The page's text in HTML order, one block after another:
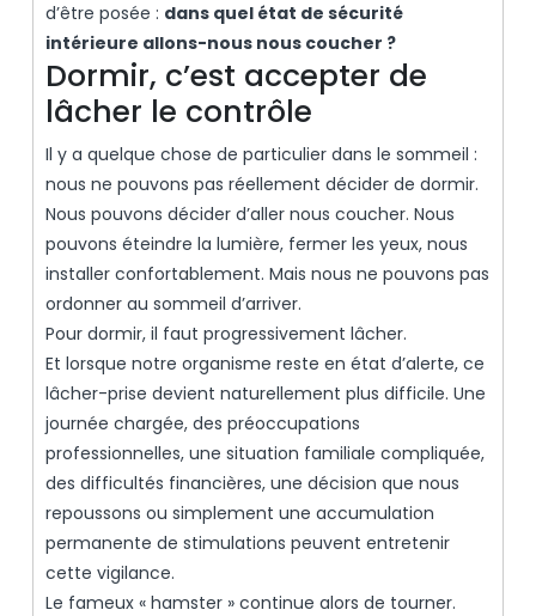
d’être posée : dans quel état de sécurité
intérieure allons-nous nous coucher ?
Dormir, c’est accepter de
lâcher le contrôle
Il y a quelque chose de particulier dans le sommeil :
nous ne pouvons pas réellement décider de dormir.
Nous pouvons décider d’aller nous coucher. Nous
pouvons éteindre la lumière, fermer les yeux, nous
installer confortablement. Mais nous ne pouvons pas
ordonner au sommeil d’arriver.
Pour dormir, il faut progressivement lâcher.
Et lorsque notre organisme reste en état d’alerte, ce
lâcher-prise devient naturellement plus difficile. Une
journée chargée, des préoccupations
professionnelles, une situation familiale compliquée,
des difficultés financières, une décision que nous
repoussons ou simplement une accumulation
permanente de stimulations peuvent entretenir
cette vigilance.
Le fameux « hamster » continue alors de tourner.